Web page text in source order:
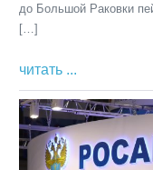
до Большой Раковки
[…]
читать ...
день
из
осени
Про
использование
воздушного